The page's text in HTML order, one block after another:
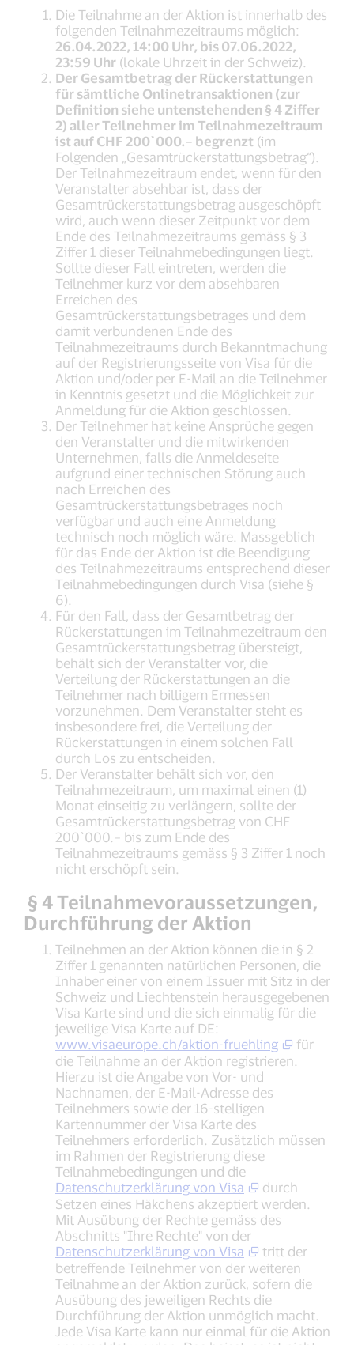
Die Teilnahme an der Aktion ist innerhalb des
folgenden Teilnahmezeitraums möglich:
26.04.2022, 14:00 Uhr, bis 07.06.2022,
23:59 Uhr (lokale Uhrzeit in der Schweiz).
Der Gesamtbetrag der Rückerstattungen
für sämtliche Onlinetransaktionen (zur
Definition siehe untenstehenden § 4 Ziffer
2) aller Teilnehmer im Teilnahmezeitraum
ist auf CHF 200`000.– begrenzt (im
Folgenden „Gesamtrückerstattungsbetrag“).
Der Teilnahmezeitraum endet, wenn für den
Veranstalter absehbar ist, dass der
Gesamtrückerstattungsbetrag ausgeschöpft
wird, auch wenn dieser Zeitpunkt vor dem
Ende des Teilnahmezeitraums gemäss § 3
Ziffer 1 dieser Teilnahmebedingungen liegt.
Sollte dieser Fall eintreten, werden die
Teilnehmer kurz vor dem absehbaren
Erreichen des
Gesamtrückerstattungsbetrages und dem
damit verbundenen Ende des
Teilnahmezeitraums durch Bekanntmachung
auf der Registrierungsseite von Visa für die
Aktion und/oder per E-Mail an die Teilnehmer
in Kenntnis gesetzt und die Möglichkeit zur
Anmeldung für die Aktion geschlossen.
Der Teilnehmer hat keine Ansprüche gegen
den Veranstalter und die mitwirkenden
Unternehmen, falls die Anmeldeseite
aufgrund einer technischen Störung auch
nach Erreichen des
Gesamtrückerstattungsbetrages noch
verfügbar und auch eine Anmeldung
technisch noch möglich wäre. Massgeblich
für das Ende der Aktion ist die Beendigung
des Teilnahmezeitraums entsprechend dieser
Teilnahmebedingungen durch Visa (siehe §
6).
Für den Fall, dass der Gesamtbetrag der
Rückerstattungen im Teilnahmezeitraum den
Gesamtrückerstattungsbetrag übersteigt,
behält sich der Veranstalter vor, die
Verteilung der Rückerstattungen an die
Teilnehmer nach billigem Ermessen
vorzunehmen. Dem Veranstalter steht es
insbesondere frei, die Verteilung der
Rückerstattungen in einem solchen Fall
durch Los zu entscheiden.
Der Veranstalter behält sich vor, den
Teilnahmezeitraum, um maximal einen (1)
Monat einseitig zu verlängern, sollte der
Gesamtrückerstattungsbetrag von CHF
200`000.– bis zum Ende des
Teilnahmezeitraums gemäss § 3 Ziffer 1 noch
nicht erschöpft sein.
§ 4 Teilnahmevoraussetzungen,
Durchführung der Aktion
Teilnehmen an der Aktion können die in § 2
Ziffer 1 genannten natürlichen Personen, die
Inhaber einer von einem Issuer mit Sitz in der
Schweiz und Liechtenstein herausgegebenen
Visa Karte sind und die sich einmalig für die
jeweilige Visa Karte auf DE:
www.visaeurope.ch/aktion-fruehling
für
die Teilnahme an der Aktion registrieren.
Hierzu ist die Angabe von Vor- und
Nachnamen, der E-Mail-Adresse des
Teilnehmers sowie der 16-stelligen
Kartennummer der Visa Karte des
Teilnehmers erforderlich. Zusätzlich müssen
im Rahmen der Registrierung diese
Teilnahmebedingungen und die
Datenschutzerklärung von Visa
durch
Setzen eines Häkchens akzeptiert werden.
Mit Ausübung der Rechte gemäss des
Abschnitts "Ihre Rechte" von der
Datenschutzerklärung von Visa
tritt der
betreffende Teilnehmer von der weiteren
Teilnahme an der Aktion zurück, sofern die
Ausübung des jeweiligen Rechts die
Durchführung der Aktion unmöglich macht.
Jede Visa Karte kann nur einmal für die Aktion